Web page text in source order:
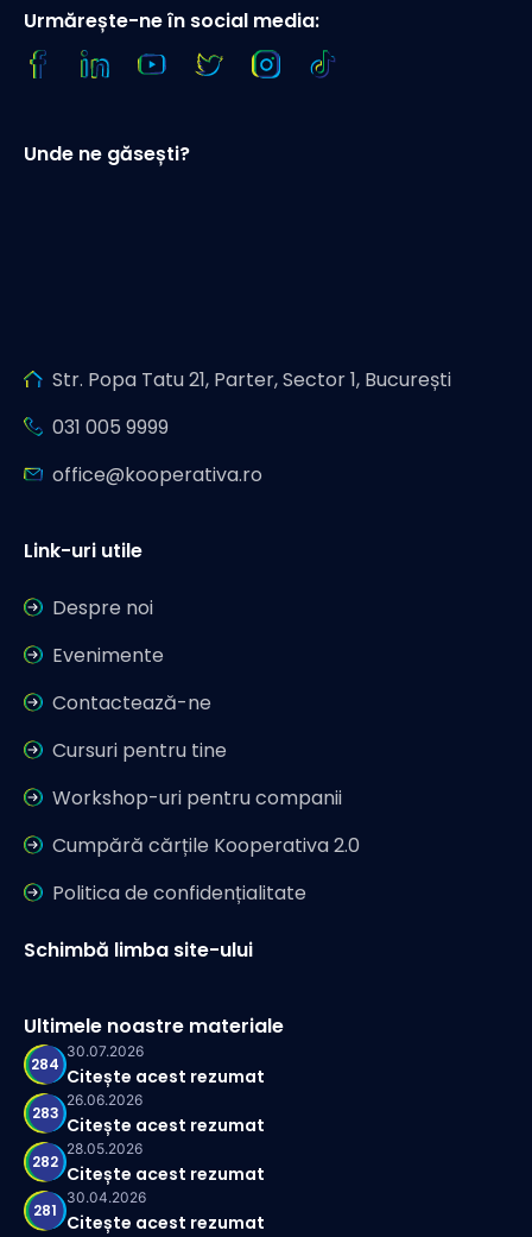
Urmărește-ne în social media:
Link-uri utile
Despre noi
Evenimente
Contactează-ne
Cursuri pentru tine
Workshop-uri pentru companii
Cumpără cărțile Kooperativa 2.0
Politica de confidențialitate
Schimbă limba site-ului
Unde ne găsești?
Str. Popa Tatu 21, Parter, Sector 1, București
031 005 9999
office@kooperativa.ro
Ultimele noastre materiale
284
30.07.2026
Citește acest rezumat
283
26.06.2026
Citește acest rezumat
282
28.05.2026
Citește acest rezumat
281
30.04.2026
Citește acest rezumat